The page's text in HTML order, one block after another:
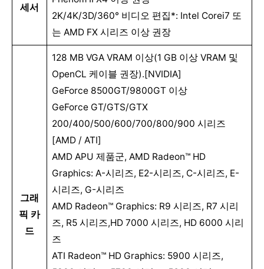
세서
2K/4K/3D/360° 비디오 편집*: Intel Corei7 또
는 AMD FX 시리즈 이상 권장
그래
픽 카
드
128 MB VGA VRAM 이상(1 GB 이상 VRAM 및
OpenCL 케이블 권장).[NVIDIA]
GeForce 8500GT/9800GT 이상
GeForce GT/GTS/GTX
200/400/500/600/700/800/900 시리즈
[AMD / ATI]
AMD APU 제품군, AMD Radeon™ HD
Graphics: A-시리즈, E2-시리즈, C-시리즈, E-
시리즈, G-시리즈
AMD Radeon™ Graphics: R9 시리즈, R7 시리
즈, R5 시리즈,HD 7000 시리즈, HD 6000 시리
즈
ATI Radeon™ HD Graphics: 5900 시리즈,